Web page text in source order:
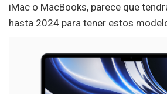
iMac o MacBooks, parece que
hasta 2024 para tener estos